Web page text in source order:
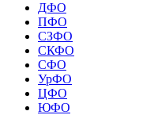
ДФО
ПФО
СЗФО
СКФО
СФО
УрФО
ЦФО
ЮФО